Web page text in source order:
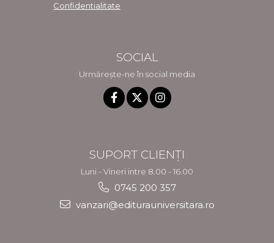
Confidentialitate
SOCIAL
Urmărește-ne în social media
SUPORT CLIENȚI
Luni - Vineri intre 8.00 - 16.00
0745 200 357
vanzari@editurauniversitara.ro